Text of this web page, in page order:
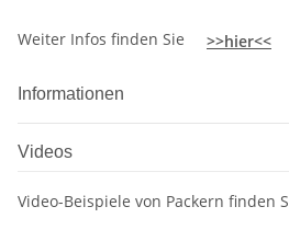
Weiter Infos finden Sie >>hier<<
Informationen
Videos
Video-Beispiele von Packern finden